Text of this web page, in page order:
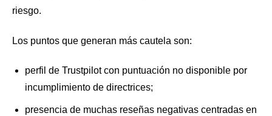
riesgo.
Los puntos que generan más cautela son:
perfil de Trustpilot con puntuación no disponible por
incumplimiento de directrices;
presencia de muchas reseñas negativas centradas en